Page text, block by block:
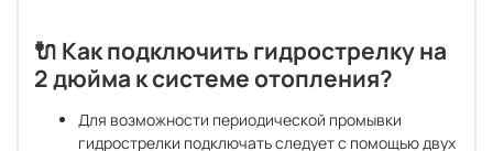
🔌 Как подключить гидрострелку на
2 дюйма к системе отопления?
Для возможности периодической промывки
гидрострелки подключать следует с помощью двух